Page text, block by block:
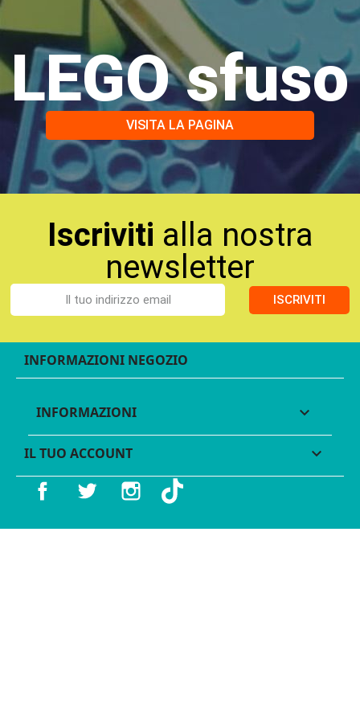
LEGO sfuso
VISITA LA PAGINA
Iscriviti alla nostra
newsletter
ISCRIVITI
INFORMAZIONI NEGOZIO
INFORMAZIONI 
IL TUO ACCOUNT 
Facebook Twitter Instagram